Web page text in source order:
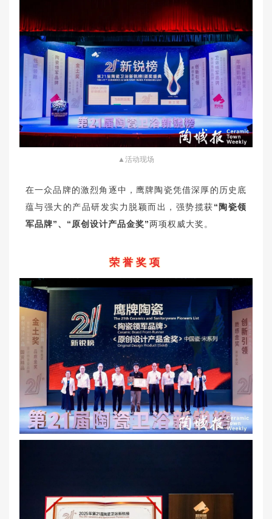
▲活动现场
在一众品牌的激烈角逐中，鹰牌陶瓷凭借深厚的历史底
蕴与强大的产品研发实力脱颖而出，强势揽获“陶瓷领
军品牌”、“原创设计产品金奖”两项权威大奖。
荣誉奖项